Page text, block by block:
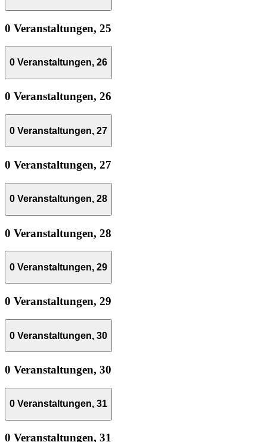
0 Veranstaltungen, 25
0 Veranstaltungen, 26
0 Veranstaltungen, 26
0 Veranstaltungen, 27
0 Veranstaltungen, 27
0 Veranstaltungen, 28
0 Veranstaltungen, 28
0 Veranstaltungen, 29
0 Veranstaltungen, 29
0 Veranstaltungen, 30
0 Veranstaltungen, 30
0 Veranstaltungen, 31
0 Veranstaltungen, 31